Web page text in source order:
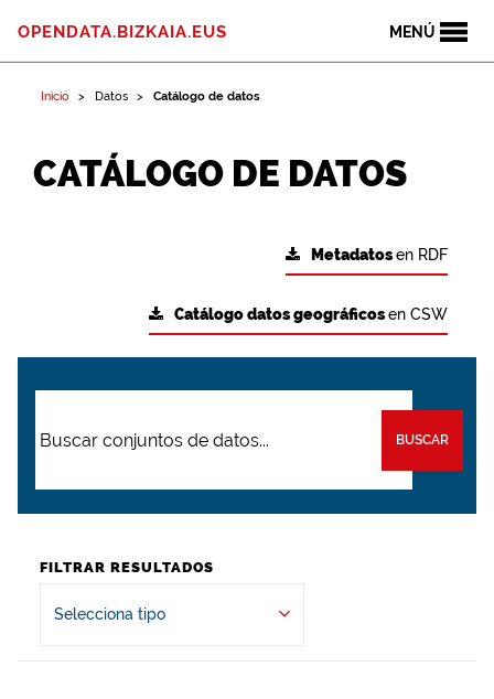
MENÚ
OPENDATA.BIZKAIA.EUS
Inicio Datos Catálogo de datos
CATÁLOGO DE DATOS
Metadatosen RDF
Catálogo datos geográficosen CSW
BUSCAR
FILTRAR RESULTADOS
Selecciona tipo